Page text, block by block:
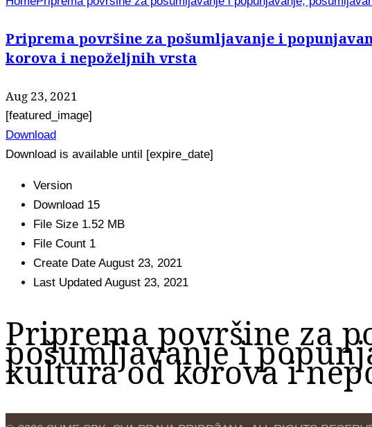
Priprema površine za pošumljavanje i
korova i nepoželjnih vrsta
Aug 23, 2021
[featured_image]
Download
Download is available until [expire_date]
Version
Download 15
File Size 1.52 MB
File Count 1
Create Date August 23, 2021
Last Updated August 23, 2021
Priprema površine za
pošumljavanje i
kultura od korova i